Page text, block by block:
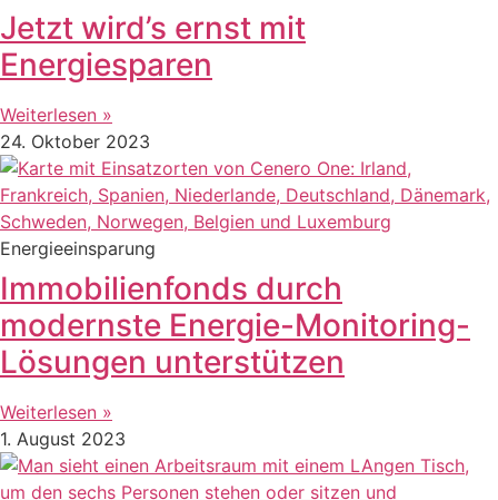
Jetzt wird’s ernst mit
Energiesparen
Weiterlesen »
24. Oktober 2023
Energieeinsparung
Immobilienfonds durch
modernste Energie-Monitoring-
Lösungen unterstützen
Weiterlesen »
1. August 2023